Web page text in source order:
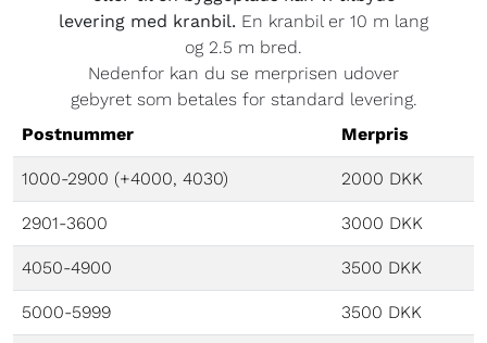
levering med kranbil. En kranbil er 10 m lang
og 2.5 m bred.
Nedenfor kan du se merprisen udover
gebyret som betales for standard levering.
Postnummer
Merpris
1000-2900 (+4000, 4030) 2000 DKK
2901-3600 3000 DKK
4050-4900 3500 DKK
5000-5999 3500 DKK